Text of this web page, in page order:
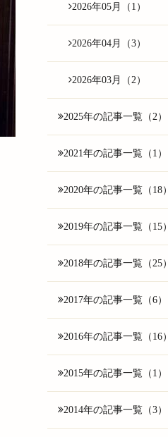
2026年05月（1）
2026年04月（3）
2026年03月（2）
2025年の記事一覧（2）
2021年の記事一覧（1）
2020年の記事一覧（18）
2019年の記事一覧（15）
2018年の記事一覧（25）
2017年の記事一覧（6）
2016年の記事一覧（16）
2015年の記事一覧（1）
2014年の記事一覧（3）